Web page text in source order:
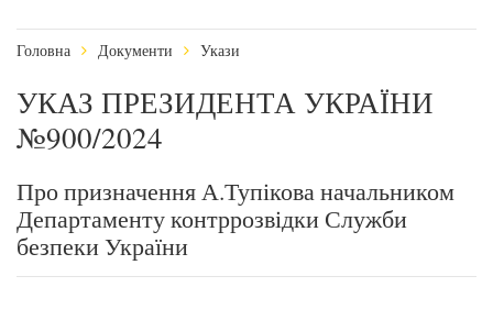
Головна Документи Укази
УКАЗ ПРЕЗИДЕНТА УКРАЇНИ
№900/2024
Про призначення А.Тупікова начальником
Департаменту контррозвідки Служби
безпеки України